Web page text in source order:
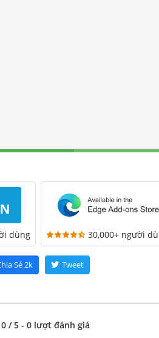
dùng 30,000+ người
Sẻ2k Tweet
0 / 5 - 0 lượt đánh giá